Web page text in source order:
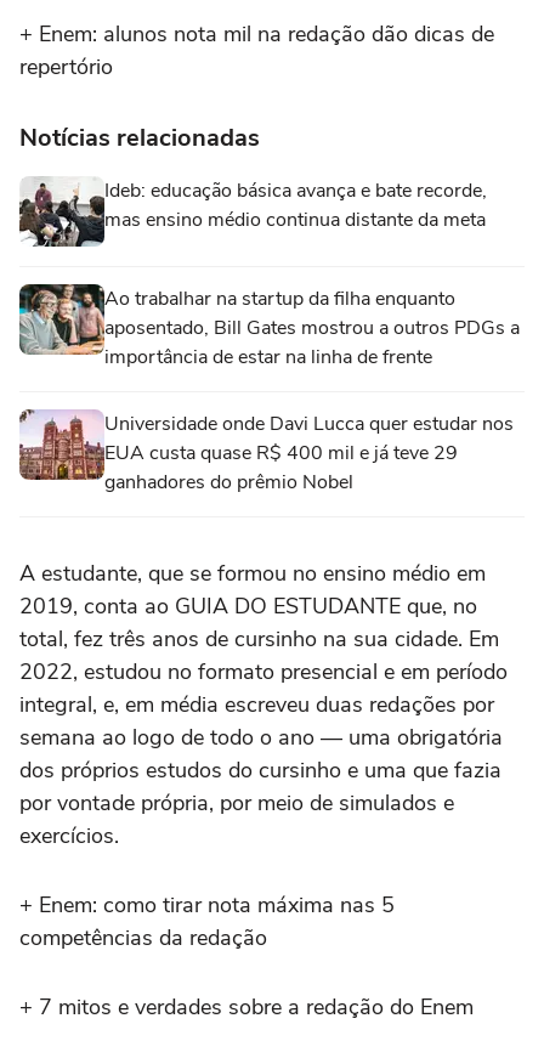
+ Enem: alunos nota mil na redação dão dicas de
repertório
Notícias relacionadas
Ideb: educação básica avança e bate recorde,
mas ensino médio continua distante da meta
Ao trabalhar na startup da filha enquanto
aposentado, Bill Gates mostrou a outros PDGs a
importância de estar na linha de frente
Universidade onde Davi Lucca quer estudar nos
EUA custa quase R$ 400 mil e já teve 29
ganhadores do prêmio Nobel
A estudante, que se formou no ensino médio em
2019, conta ao GUIA DO ESTUDANTE que, no
total, fez três anos de cursinho na sua cidade. Em
2022, estudou no formato presencial e em período
integral, e, em média escreveu duas redações por
semana ao logo de todo o ano — uma obrigatória
dos próprios estudos do cursinho e uma que fazia
por vontade própria, por meio de simulados e
exercícios.
+ Enem: como tirar nota máxima nas 5
competências da redação
+ 7 mitos e verdades sobre a redação do Enem